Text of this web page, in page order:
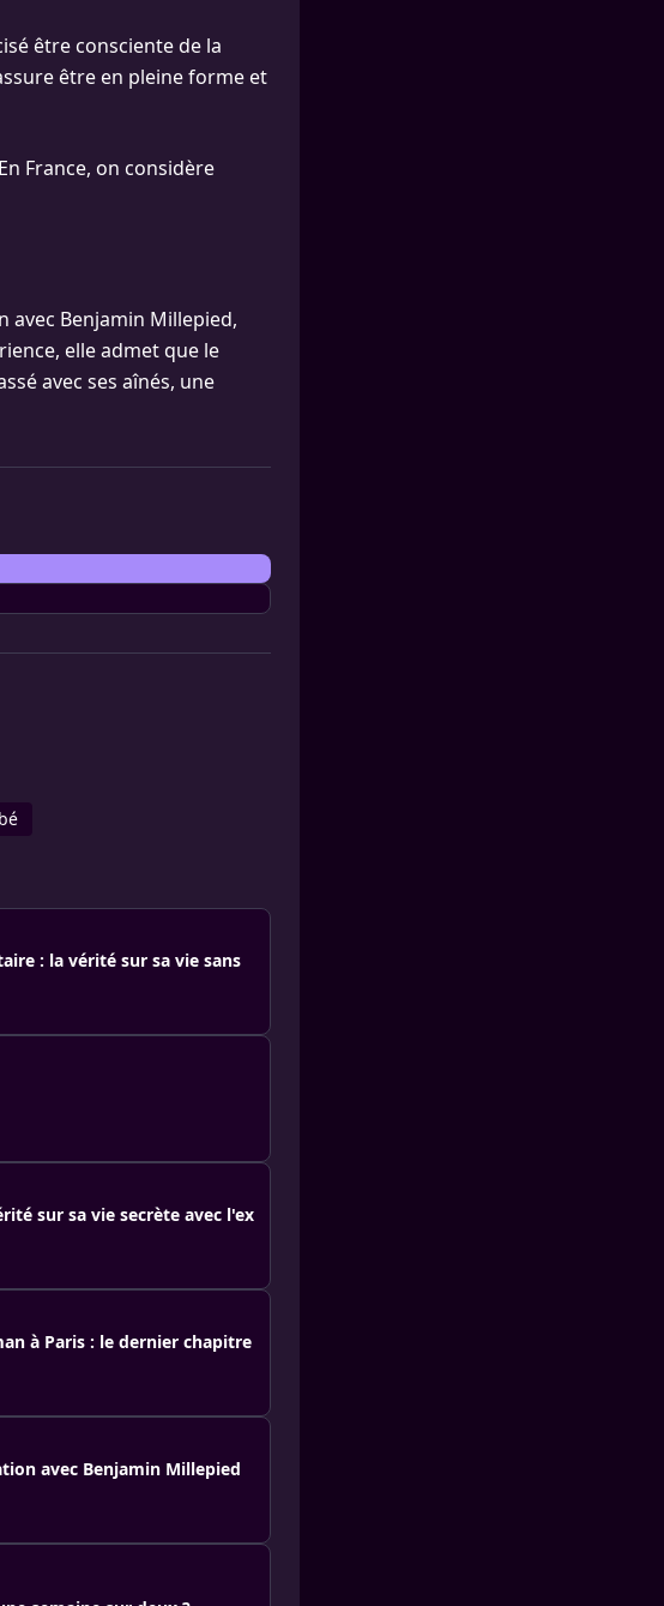
être consciente de la
être en pleine forme et
France, on considère
avec Benjamin Millepied,
elle admet que le
avec ses aînés, une
: la vérité sur sa vie sans
sur sa vie secrète avec l'ex
à Paris : le dernier chapitre
avec Benjamin Millepied